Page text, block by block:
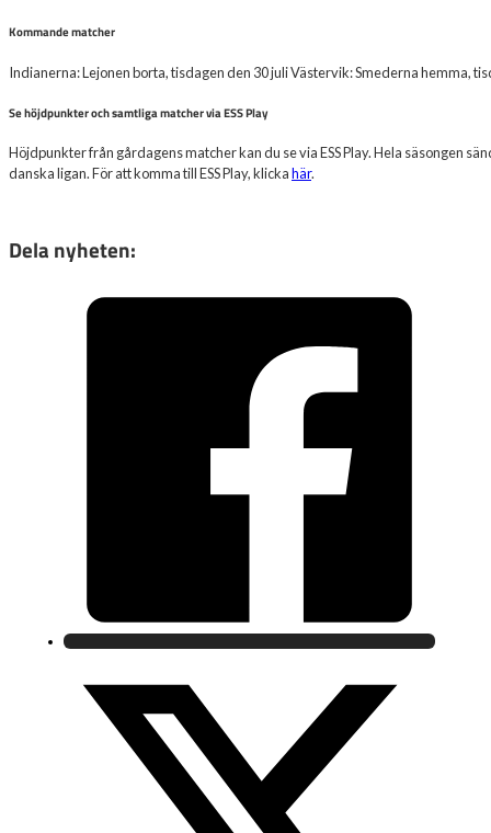
Kommande matcher
Indianerna: Lejonen borta, tisdagen den 30 juli Västervik: Smederna hemma,
Se höjdpunkter och samtliga matcher via ESS Play
Höjdpunkter från gårdagens matcher kan du se via ESS Play. Hela säsongen
danska ligan. För att komma till ESS Play, klickahär.
Dela nyheten: